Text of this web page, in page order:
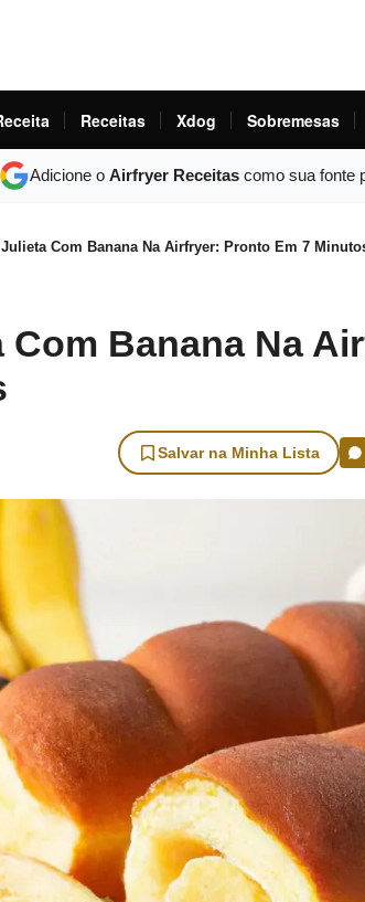
Receitas Xdog Sobremesas
Adicione o Airfryer Receitas como sua fonte
Com Banana Na Airfryer: Pronto Em 7
Banana Na
Salvar na Minha Lista